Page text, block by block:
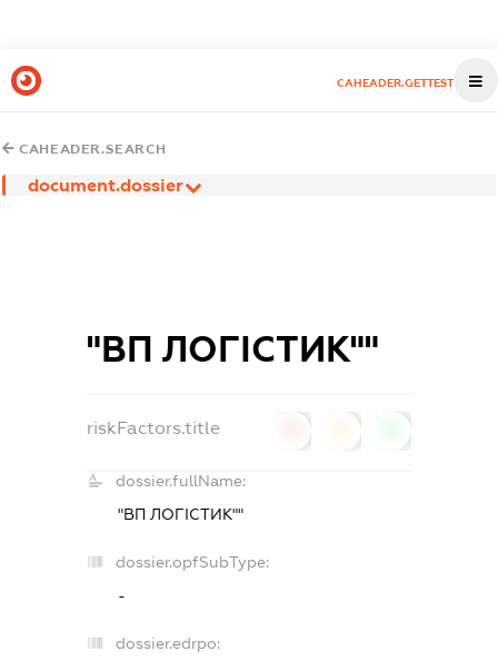
CAHEADER.GETTEST
CAHEADER.SEARCH
document.dossier
"ВП ЛОГІСТИК""
riskFactors.title
dossier.fullName:
"ВП ЛОГІСТИК""
dossier.opfSubType:
-
dossier.edrpo: